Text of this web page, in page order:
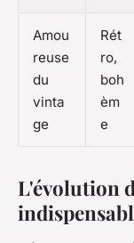
Amou
reuse
du
vinta
ge
Rét
ro,
boh
èm
e
L'évolution